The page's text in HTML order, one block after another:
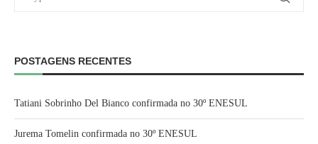
POSTAGENS RECENTES
Tatiani Sobrinho Del Bianco confirmada no 30º ENESUL
Jurema Tomelin confirmada no 30º ENESUL